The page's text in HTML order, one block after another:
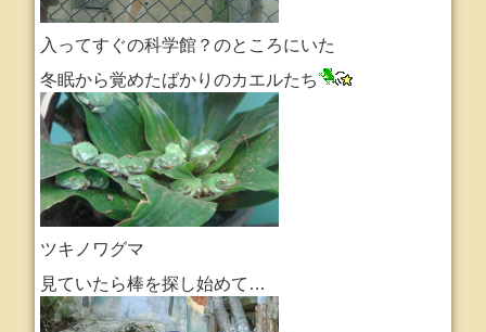
入ってすぐの科学館？のところにいた
冬眠から覚めたばかりのカエルたち
ツキノワグマ
見ていたら棒を探し始めて…